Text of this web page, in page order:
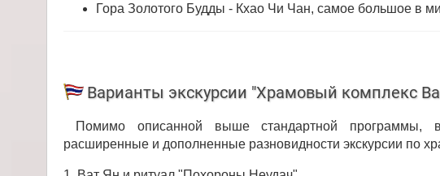
Гора Золотого Будды - Кхао Чи Чан, самое большое в
Варианты экскурсии "Храмовый комплекс
Помимо описанной выше стандартной программы,
расширенные и дополненные разновидности экскурсии по